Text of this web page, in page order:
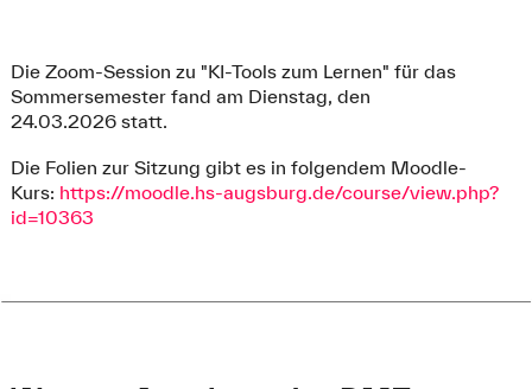
Die Zoom-Session zu "KI-Tools zum Lernen" für das
Sommersemester fand am Dienstag, den
24.03.2026 statt.
Die Folien zur Sitzung gibt es in folgendem Moodle-
Kurs: https://moodle.hs-augsburg.de/course/view.php?
id=10363